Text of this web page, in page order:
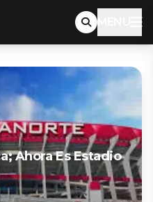
MENU
Ahora Es Estadio